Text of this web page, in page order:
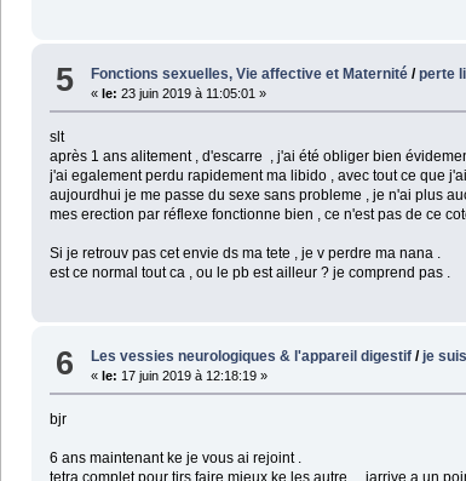
5 Fonctions sexuelles, Vie affective et Maternité /perte
«le: 23 juin 2019 à 11:05:01 »
slt
après 1 ans alitement , d'escarre , j'ai été obliger bien
j'ai egalement perdu rapidement ma libido , avec tout ce que j'ai
aujourdhui je me passe du sexe sans probleme , je n'ai plus
mes erection par réflexe fonctionne bien , ce n'est pas de ce
Si je retrouv pas cet envie ds ma tete , je v perdre ma nana .
est ce normal tout ca , ou le pb est ailleur ? je comprend pas .
6 Les vessies neurologiques & l'appareil digestif / je
« le: 17 juin 2019 à 12:18:19 »
bjr
6 ans maintenant ke je vous ai rejoint .